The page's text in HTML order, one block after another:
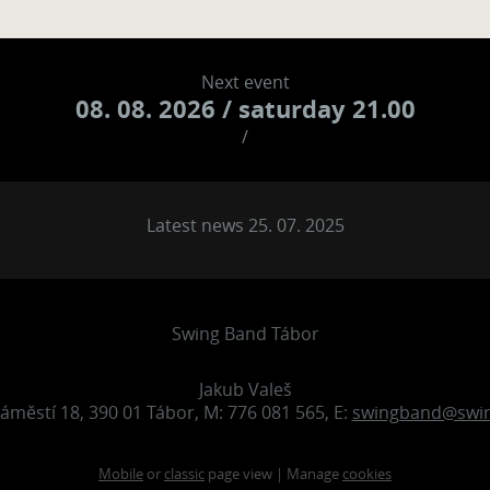
Next event
08. 08. 2026 / saturday 21.00
/
Latest news 25. 07. 2025
Swing Band Tábor
Jakub Valeš
18, 390 01 Tábor, M: 776 081 565, E:
Mobile or classic page view | Manage cookies